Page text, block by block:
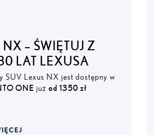
NX – ŚWIĘTUJ Z
LAT LEXUSA
SUV Lexus NX jest dostępny w
ONE już od 1350 zł